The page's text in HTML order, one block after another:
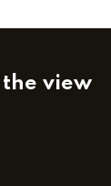
the view